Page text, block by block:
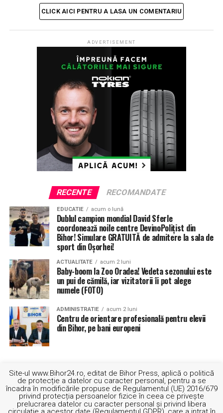
de aproximativ 200 de metri de plantație de arbori
inundată, în unele locuri apa ajungându-i până la brâu și
a ajuns pe malul opus, unde a preluat firele”, se mai
CLICK AICI PENTRU A LASA UN COMENTARIU
ADVERTISEMENT
RECENTE RECOMANDATE
EDUCATIE acum o lună
Dublul campion mondial David Sferle
coordonează noile centre DevinoPolițist din
Bihor! Simulare GRATUITĂ de admitere la sala de
sport din Oșorhei!
ACTUALITATE acum 2 luni
Baby-boom la Zoo Oradea! Vedeta sezonului este
un pui de cămilă, iar vizitatorii îi pot alege
numele (FOTO)
ADMINISTRATIE acum 2 luni
Centru de orientare profesională pentru elevii
din Bihor, pe bani europeni
Site-ul www.Bihor24.ro, editat de Bihor Press, aplică o politică
de protecție a datelor cu caracter personal, pentru a se
încadra în modificările propuse de Regulamentul (UE) 2016/679
privind protecția persoanelor fizice în ceea ce privește
prelucrarea datelor cu caracter personal și privind libera